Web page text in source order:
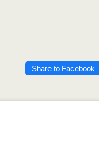
Share to Facebook